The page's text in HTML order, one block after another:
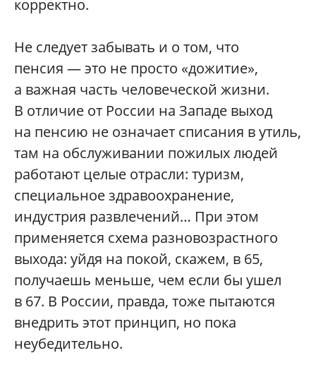
корректно.
Не следует забывать и о том, что
пенсия — это не просто «дожитие»,
а важная часть человеческой жизни.
В отличие от России на Западе выход
на пенсию не означает списания в утиль,
там на обслуживании пожилых людей
работают целые отрасли: туризм,
специальное здравоохранение,
индустрия развлечений… При этом
применяется схема разновозрастного
выхода: уйдя на покой, скажем, в 65,
получаешь меньше, чем если бы ушел
в 67. В России, правда, тоже пытаются
внедрить этот принцип, но пока
неубедительно.